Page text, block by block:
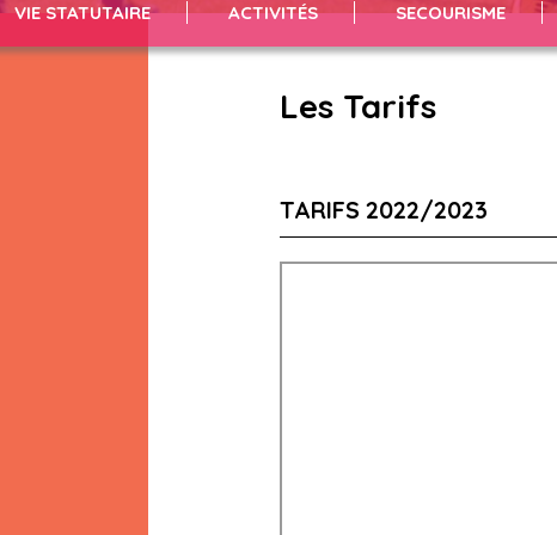
VIE STATUTAIRE ACTIVITÉS SECOURISME
Les Tarifs
TARIFS 2022/2023